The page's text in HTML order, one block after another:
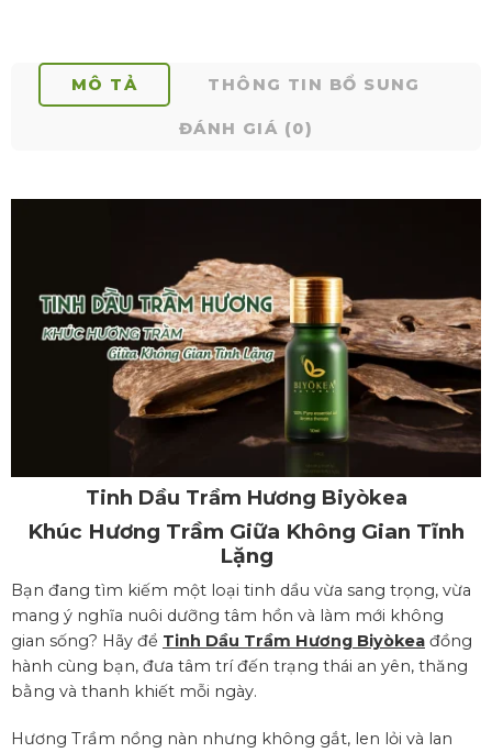
MÔ TẢ THÔNG TIN BỔ SUNG
ĐÁNH GIÁ (0)
Tinh Dầu Trầm Hương Biyòkea
Khúc Hương Trầm Giữa Không Gian Tĩnh
Lặng
Bạn đang tìm kiếm một loại tinh dầu vừa sang trọng, vừa
mang ý nghĩa nuôi dưỡng tâm hồn và làm mới không
gian sống? Hãy để Tinh Dầu Trầm Hương Biyòkea đồng
hành cùng bạn, đưa tâm trí đến trạng thái an yên, thăng
bằng và thanh khiết mỗi ngày.
Hương Trầm nồng nàn nhưng không gắt, len lỏi và lan